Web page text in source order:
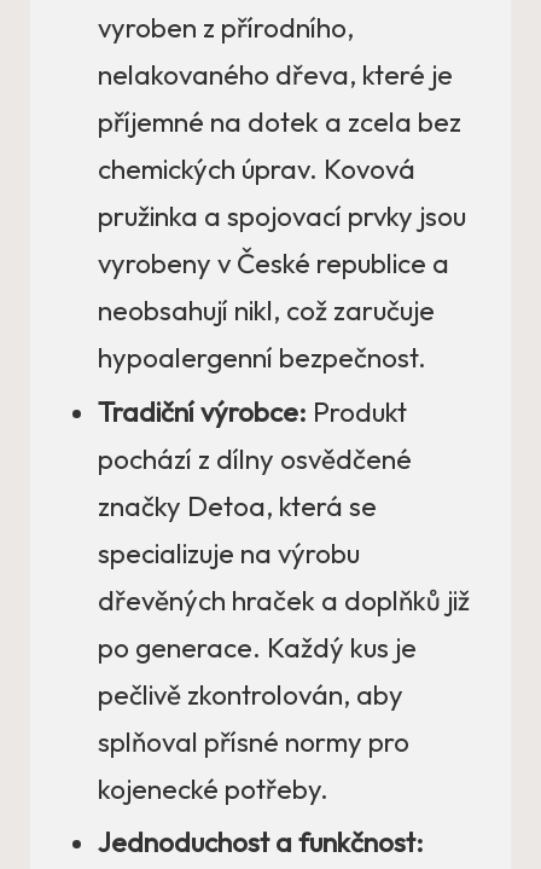
vyroben z přírodního,
nelakovaného dřeva, které je
příjemné na dotek a zcela bez
chemických úprav. Kovová
pružinka a spojovací prvky jsou
vyrobeny v České republice a
neobsahují nikl, což zaručuje
hypoalergenní bezpečnost.
Tradiční výrobce: Produkt
pochází z dílny osvědčené
značky Detoa, která se
specializuje na výrobu
dřevěných hraček a doplňků již
po generace. Každý kus je
pečlivě zkontrolován, aby
splňoval přísné normy pro
kojenecké potřeby.
Jednoduchost a funkčnost: